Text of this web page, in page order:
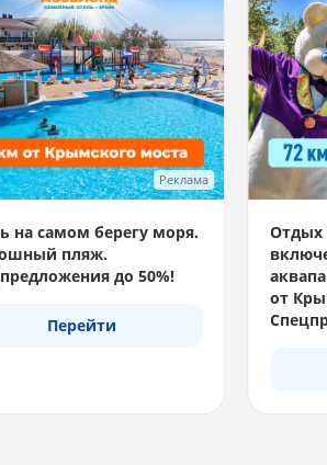
Реклама
на самом берегу моря.
пляж.
до 50%!
Перейти
Отдых
от